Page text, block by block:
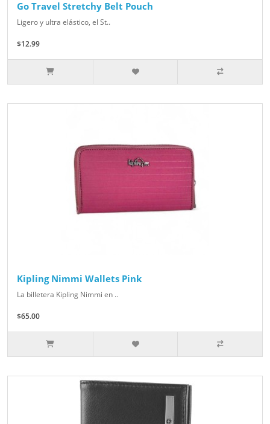
Go Travel Stretchy Belt Pouch
Ligero y ultra elástico, el St..
$12.99
Kipling Nimmi Wallets Pink
La billetera Kipling Nimmi en ..
$65.00